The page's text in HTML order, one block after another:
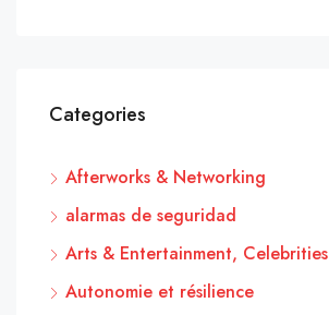
Categories
Afterworks & Networking
alarmas de seguridad
Arts & Entertainment, Celebrities
Autonomie et résilience